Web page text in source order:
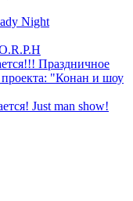
Night
Праздничное
проекта: "Конан и шоу
Just man show!